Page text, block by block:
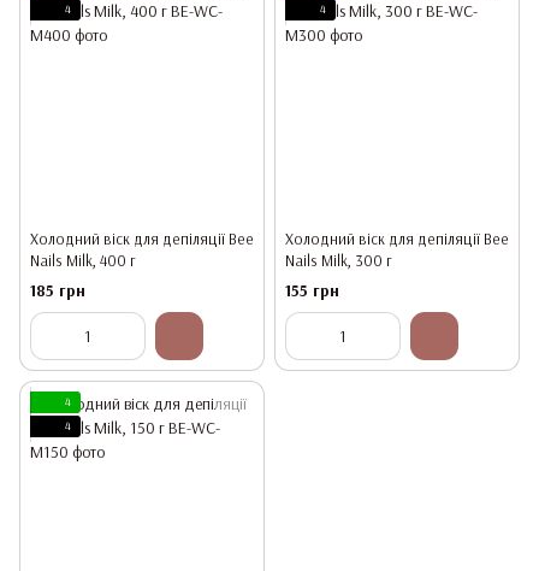
4
Холодний віск для депіляції Bee
Nails Milk, 400 г
185 грн
4
Холодний віск для депіляції Bee
Nails Milk, 300 г
155 грн
4
4